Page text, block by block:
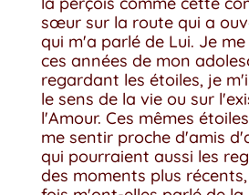
sœur sur la route qui a
qui m'a parlé de Lui. Je
ces années de mon
regardant les étoiles, je
le sens de la vie ou sur
l'Amour. Ces mêmes
me sentir proche d'amis
qui pourraient aussi les
des moments plus